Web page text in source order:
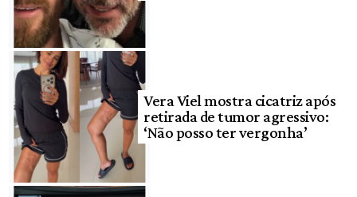
Vera Viel mostra cicatriz após
retirada de tumor agressivo:
‘Não posso ter vergonha’